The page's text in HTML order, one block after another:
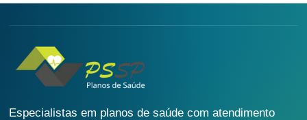
Especialistas em planos de saúde com atendimento